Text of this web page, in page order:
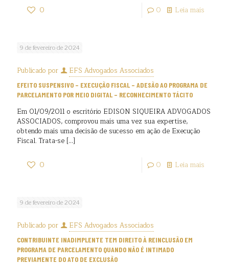
0 0 Leia mais
9 de fevereiro de 2024
Publicado por EFS Advogados Associados
EFEITO SUSPENSIVO – EXECUÇÃO FISCAL – ADESÃO AO PROGRAMA DE
PARCELAMENTO POR MEIO DIGITAL – RECONHECIMENTO TÁCITO
Em 01/09/2011 o escritório EDISON SIQUEIRA ADVOGADOS
ASSOCIADOS, comprovou mais uma vez sua expertise,
obtendo mais uma decisão de sucesso em ação de Execução
Fiscal. Trata-se […]
0 0 Leia mais
9 de fevereiro de 2024
Publicado por EFS Advogados Associados
CONTRIBUINTE INADIMPLENTE TEM DIREITO À REINCLUSÃO EM
PROGRAMA DE PARCELAMENTO QUANDO NÃO É INTIMADO
PREVIAMENTE DO ATO DE EXCLUSÃO